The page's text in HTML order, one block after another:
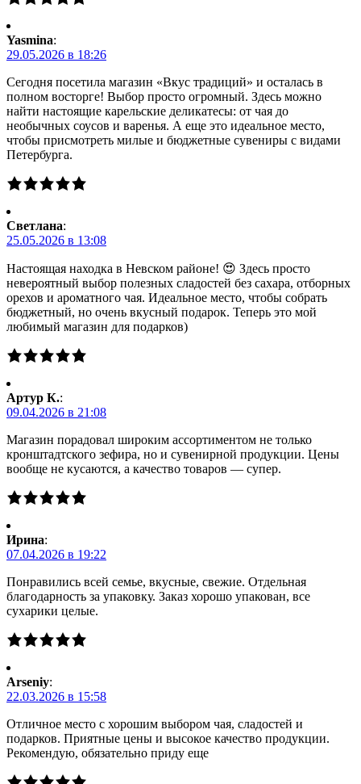
Yasmina:
29.05.2026 в 18:26
Сегодня посетила магазин «Вкус традиций» и осталась в
полном восторге! Выбор просто огромный. Здесь можно
найти настоящие карельские деликатесы: от чая до
необычных соусов и варенья. А еще это идеальное место,
чтобы присмотреть милые и бюджетные сувениры с видами
Петербурга.
Светлана:
25.05.2026 в 13:08
Настоящая находка в Невском районе! 😍 Здесь просто
невероятный выбор полезных сладостей без сахара, отборных
орехов и ароматного чая. Идеальное место, чтобы собрать
бюджетный, но очень вкусный подарок. Теперь это мой
любимый магазин для подарков)
Артур К.:
09.04.2026 в 21:08
Магазин порадовал широким ассортиментом не только
кронштадтского зефира, но и сувенирной продукции. Цены
вообще не кусаются, а качество товаров — супер.
Ирина:
07.04.2026 в 19:22
Понравились всей семье, вкусные, свежие. Отдельная
благодарность за упаковку. Заказ хорошо упакован, все
сухарики целые.
Arseniy:
22.03.2026 в 15:58
Отличное место с хорошим выбором чая, сладостей и
подарков. Приятные цены и высокое качество продукции.
Рекомендую, обязательно приду еще